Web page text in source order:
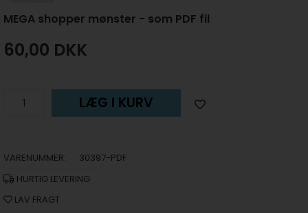
MEGA shopper mønster - som PDF fil
60,00 DKK
LÆG I KURV
VARENUMMER:
30397-PDF
HURTIG LEVERING
LAV FRAGT